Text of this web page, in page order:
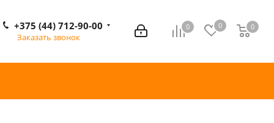
0 0 0
0
+375 (44) 712-90-00
Заказать звонок